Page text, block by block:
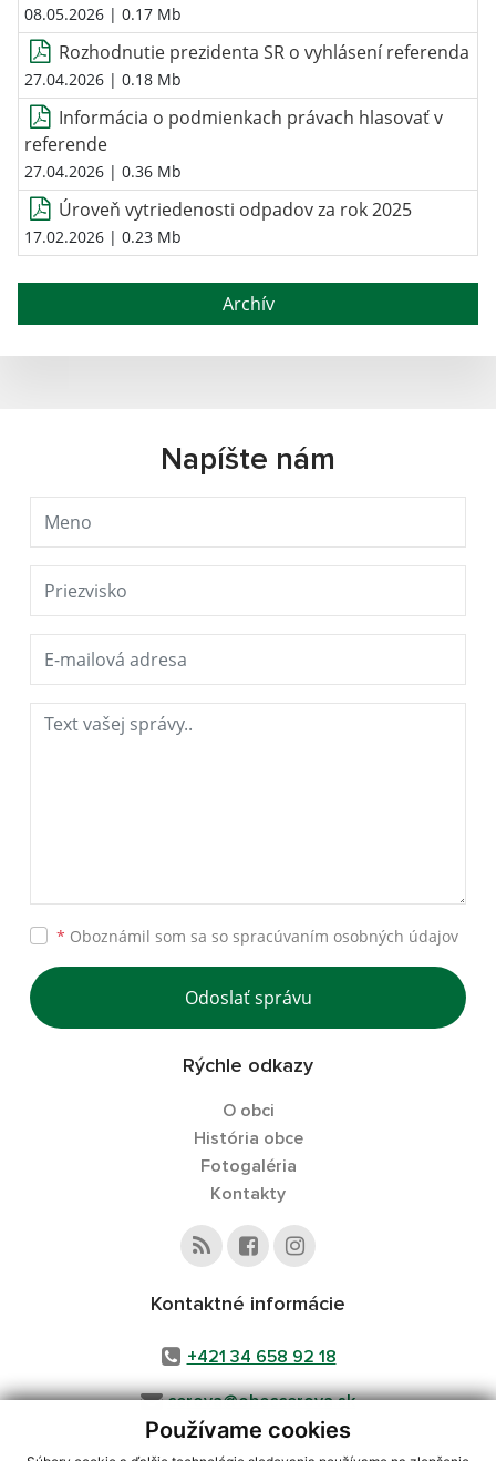
Používame cookies
08.05.2026 | 0.17 Mb
Rozhodnutie prezidenta SR o vyhlásení referenda
27.04.2026 | 0.18 Mb
Informácia o podmienkach právach hlasovať v
referende
27.04.2026 | 0.36 Mb
Úroveň vytriedenosti odpadov za rok 2025
17.02.2026 | 0.23 Mb
Archív
Napíšte nám
* Oboznámil som sa so spracúvaním osobných údajov
Odoslať správu
Rýchle odkazy
O obci
História obce
Fotogaléria
Kontakty
Kontaktné informácie
+421 34 658 92 18
cerova@obeccerova.sk